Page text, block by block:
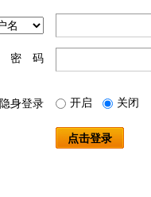
密 码
隐身登录 开启 关闭
点击登录